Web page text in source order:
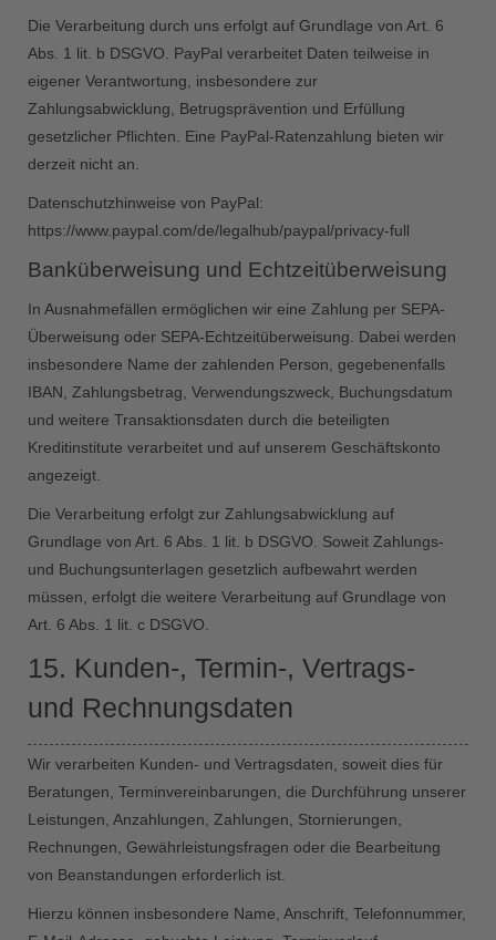
Die Verarbeitung durch uns erfolgt auf Grundlage von Art. 6
Abs. 1 lit. b DSGVO. PayPal verarbeitet Daten teilweise in
eigener Verantwortung, insbesondere zur
Zahlungsabwicklung, Betrugsprävention und Erfüllung
gesetzlicher Pflichten. Eine PayPal-Ratenzahlung bieten wir
derzeit nicht an.
Datenschutzhinweise von PayPal:
https://www.paypal.com/de/legalhub/paypal/privacy-full
Banküberweisung und Echtzeitüberweisung
In Ausnahmefällen ermöglichen wir eine Zahlung per SEPA-
Überweisung oder SEPA-Echtzeitüberweisung. Dabei werden
insbesondere Name der zahlenden Person, gegebenenfalls
IBAN, Zahlungsbetrag, Verwendungszweck, Buchungsdatum
und weitere Transaktionsdaten durch die beteiligten
Kreditinstitute verarbeitet und auf unserem Geschäftskonto
angezeigt.
Die Verarbeitung erfolgt zur Zahlungsabwicklung auf
Grundlage von Art. 6 Abs. 1 lit. b DSGVO. Soweit Zahlungs-
und Buchungsunterlagen gesetzlich aufbewahrt werden
müssen, erfolgt die weitere Verarbeitung auf Grundlage von
Art. 6 Abs. 1 lit. c DSGVO.
15. Kunden-, Termin-, Vertrags-
und Rechnungsdaten
Wir verarbeiten Kunden- und Vertragsdaten, soweit dies für
Beratungen, Terminvereinbarungen, die Durchführung unserer
Leistungen, Anzahlungen, Zahlungen, Stornierungen,
Rechnungen, Gewährleistungsfragen oder die Bearbeitung
von Beanstandungen erforderlich ist.
Hierzu können insbesondere Name, Anschrift, Telefonnummer,